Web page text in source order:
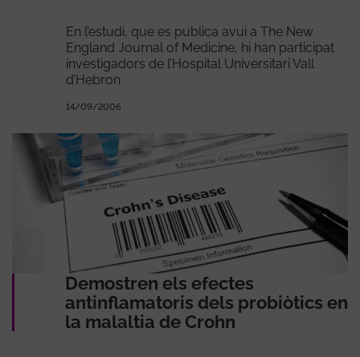
En l’estudi, que es publica avui a The New
England Journal of Medicine, hi han participat
investigadors de l’Hospital Universitari Vall
d’Hebron
14/09/2006
Demostren els efectes
antinflamatoris dels probiòtics en
la malaltia de Crohn